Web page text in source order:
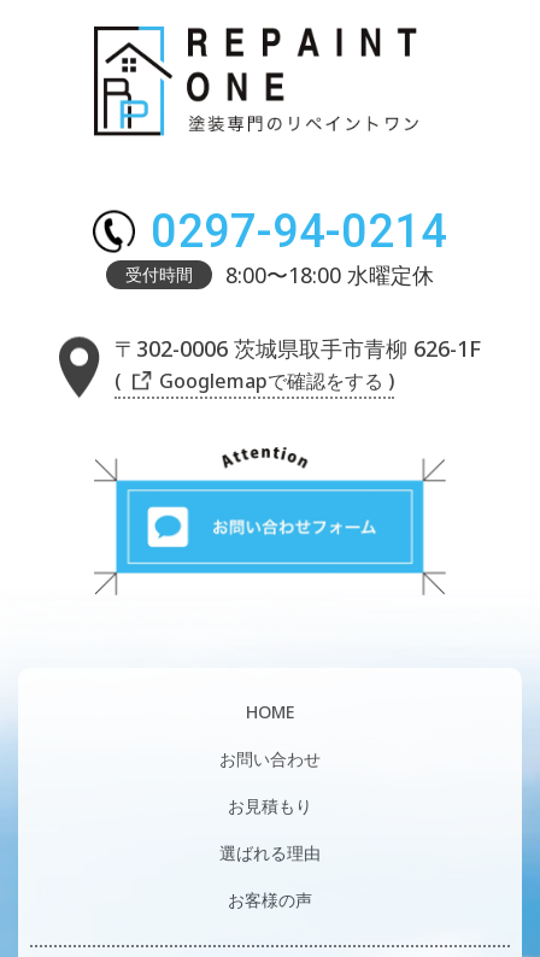
0297-94-0214
受付時間 8:00〜18:00 水曜定休
〒302-0006 茨城県取手市青柳 626-1F
( Googlemapで確認をする )
HOME
お問い合わせ
お見積もり
選ばれる理由
お客様の声